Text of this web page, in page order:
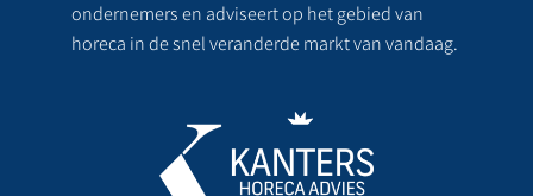
ondernemers en adviseert op het gebied van
horeca in de snel veranderde markt van vandaag.